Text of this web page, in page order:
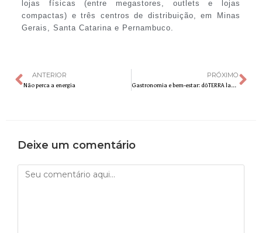
lojas físicas (entre megastores, outlets e lojas
compactas) e três centros de distribuição, em Minas
Gerais, Santa Catarina e Pernambuco.
ANTERIOR
Não perca a energia
PRÓXIMO
Gastronomia e bem-estar: dōTERRA lança kit com 10 óleos essenciais da linha Aroma Natural para preparo de receitas
Deixe um comentário